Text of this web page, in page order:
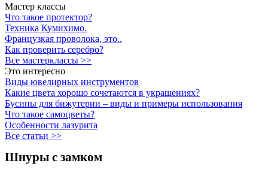
Мастер классы
Что такое протектор?
Техника Кумихимо.
Французкая проволока, это..
Как проверить серебро?
Все мастерклассы >>
Это интересно
Виды ювелирных инструментов
Какие цвета хорошо сочетаются в украшениях?
Бусины для бижутерии – виды и примеры использования
Что такое самоцветы?
Особенности лазурита
Все статьи >>
Шнуры с замком